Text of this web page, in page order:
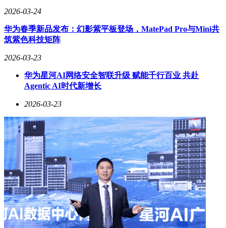
2026-03-24
华为春季新品发布：幻影紫平板登场，MatePad Pro与Mini共
筑紫色科技矩阵
2026-03-23
华为星河AI网络安全智联升级 赋能千行百业 共赴
Agentic AI时代新增长
2026-03-23